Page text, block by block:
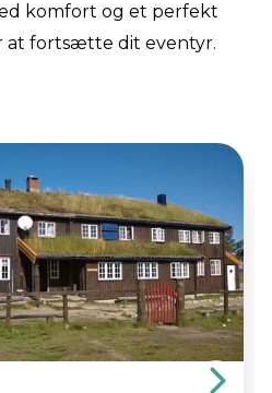
komfort og et perfekt
at fortsætte dit eventyr.